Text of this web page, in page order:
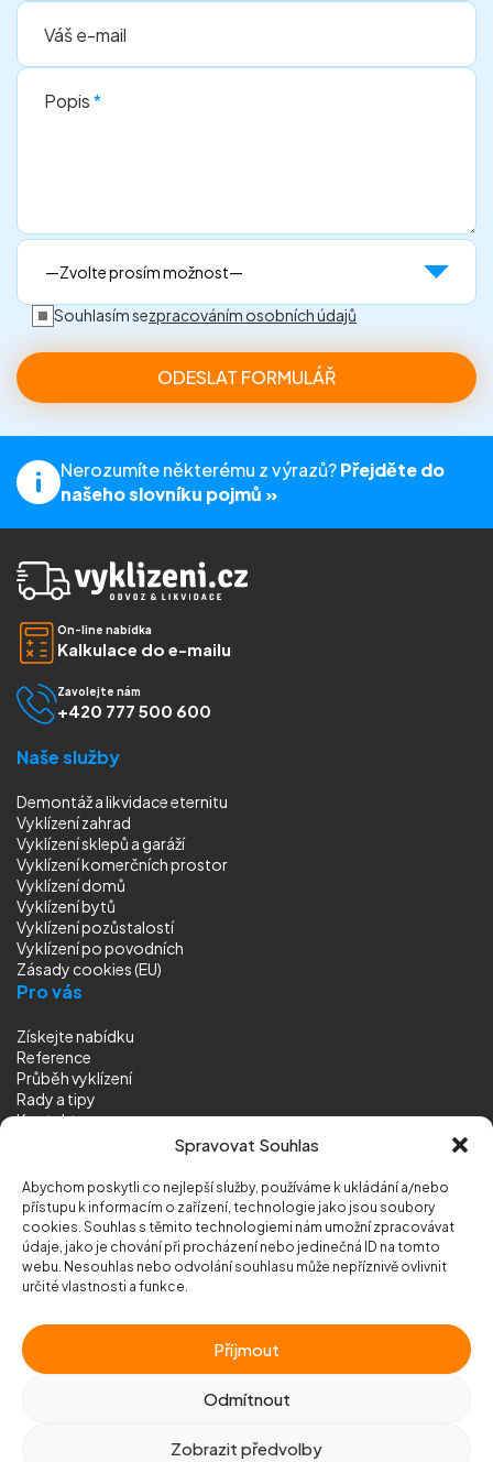
Spravovat Souhlas
Abychom poskytli co nejlepší služby, používáme k ukládání a/nebo
přístupu k informacím o zařízení, technologie jako jsou soubory
cookies. Souhlas s těmito technologiemi nám umožní zpracovávat
údaje, jako je chování při procházení nebo jedinečná ID na tomto
webu. Nesouhlas nebo odvolání souhlasu může nepříznivě ovlivnit
určité vlastnosti a funkce.
Příjmout
Odmítnout
Zobrazit předvolby
Váš e-mail
Popis*
Souhlasím sezpracováním osobních údajů
Nerozumíte některému z výrazů?Přejděte do
našeho slovníku pojmů »
On-line nabídka
Kalkulace do e-mailu
Zavolejte nám
+420 777 500 600
Naše služby
Demontáž a likvidace eternitu
Vyklízení zahrad
Vyklízení sklepů a garáží
Vyklízení komerčních prostor
Vyklízení domů
Vyklízení bytů
Vyklízení pozůstalostí
Vyklízenípo povodních
Zásady cookies (EU)
Pro vás
Získejte nabídku
Reference
Průběh vyklízení
Rady a tipy
Kontakt
© 2026 Vyklizeni.cz (mapa stránek)
Chráněno služboureCAPTCHA
Zavolejte nám